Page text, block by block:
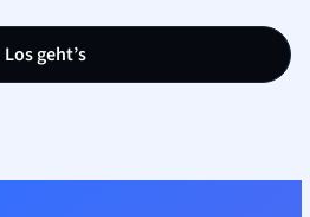
Los geht’s